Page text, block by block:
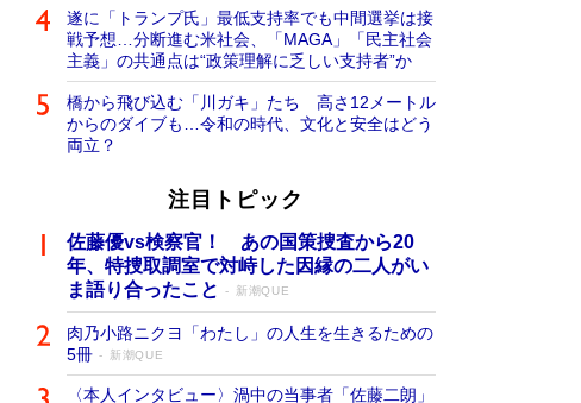
遂に「トランプ氏」最低支持率でも中間選挙は接
戦予想…分断進む米社会、「MAGA」「民主社会
主義」の共通点は“政策理解に乏しい支持者”か
橋から飛び込む「川ガキ」たち 高さ12メートル
からのダイブも…令和の時代、文化と安全はどう
両立？
注目トピック
佐藤優vs検察官！ あの国策捜査から20
年、特捜取調室で対峙した因縁の二人がい
ま語り合ったこと
新潮QUE
肉乃小路ニクヨ「わたし」の人生を生きるための
5冊
新潮QUE
〈本人インタビュー〉渦中の当事者「佐藤二朗」